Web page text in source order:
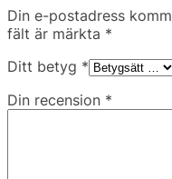
Din e-postadress
fält är märkta *
Ditt betyg *
Din recension *